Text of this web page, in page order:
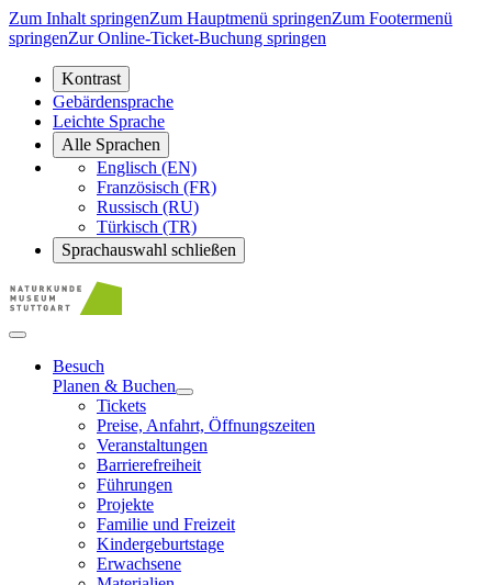
Zum Inhalt springenZum Hauptmenü springenZum Footermenü
springenZur Online-Ticket-Buchung springen
Kontrast
Gebärdensprache
Leichte Sprache
Alle Sprachen
Englisch (EN)
Französisch (FR)
Russisch (RU)
Türkisch (TR)
Sprachauswahl schließen
Besuch
Planen & Buchen
Tickets
Preise, Anfahrt, Öffnungszeiten
Veranstaltungen
Barrierefreiheit
Führungen
Projekte
Familie und Freizeit
Kindergeburtstage
Erwachsene